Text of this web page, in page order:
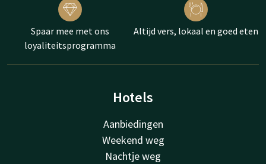
Spaar mee met ons
loyaliteitsprogramma
Altijd vers, lokaal en goed eten
Hotels
Aanbiedingen
Weekend weg
Nachtje weg